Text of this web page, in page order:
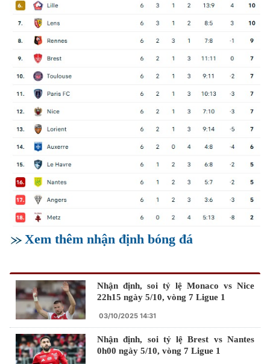
Xem thêm nhận định bóng đá
Nhận định, soi tỷ lệ Monaco vs Nice
22h15 ngày 5/10, vòng 7 Ligue 1
03/10/2025 14:31
Nhận định, soi tỷ lệ Brest vs Nantes
0h00 ngày 5/10, vòng 7 Ligue 1